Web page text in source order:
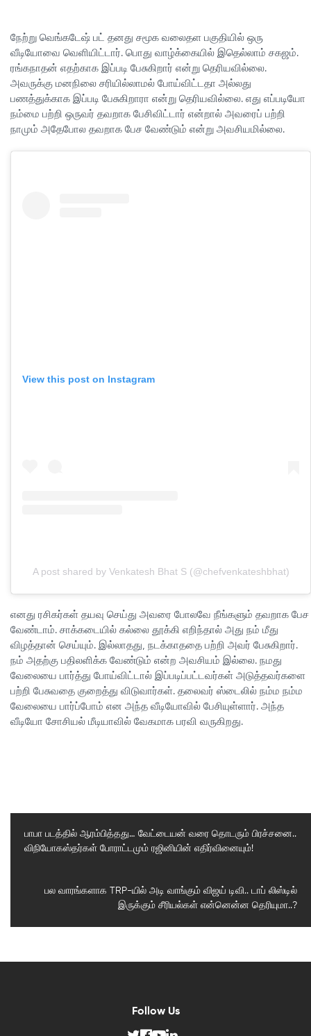
நேற்று வெங்கடேஷ் பட் தனது சமூக வலைதள பகுதியில் ஒரு
வீடியோவை வெளியிட்டார். பொது வாழ்க்கையில் இதெல்லாம் சகஜம்.
ரங்கநாதன் எதற்காக இப்படி பேசுகிறார் என்று தெரியவில்லை.
அவருக்கு மனநிலை சரியில்லாமல் போய்விட்டதா அல்லது
பணத்துக்காக இப்படி பேசுகிறாரா என்று தெரியவில்லை. எது எப்படியோ
நம்மை பற்றி ஒருவர் தவறாக பேசிவிட்டார் என்றால் அவரைப் பற்றி
நாமும் அதேபோல தவறாக பேச வேண்டும் என்று அவசியமில்லை.
View this post on Instagram
A post shared by Venkatesh Bhat S (@chefvenkateshbhat)
எனது ரசிகர்கள் தயவு செய்து அவரை போலவே நீங்களும் தவறாக பேச
வேண்டாம். சாக்கடையில் கல்லை தூக்கி எறிந்தால் அது நம் மீது
விழத்தான் செய்யும். இல்லாதது, நடக்காததை பற்றி அவர் பேசுகிறார்.
நம் அதற்கு பதிலளிக்க வேண்டும் என்ற அவசியம் இல்லை. நமது
வேலையை பார்த்து போய்விட்டால் இப்படிப்பட்டவர்கள் அடுத்தவர்களை
பற்றி பேசுவதை குறைத்து விடுவார்கள். தலைவர் ஸ்டைலில் நம்ம நம்ம
வேலையை பார்ப்போம் என அந்த வீடியோவில் பேசியுள்ளார். அந்த
வீடியோ சோசியல் மீடியாவில் வேகமாக பரவி வருகிறது.
Previous
பாபா படத்தில் ஆரம்பித்தது… வேட்டையன் வரை தொடரும் பிரச்சனை..
விநியோகஸ்தர்கள் போராட்டமும் ரஜினியின் எதிர்வினையும்!
Nextபல வாரங்களாக TRP-யில் அடி வாங்கும் விஜய் டிவி.. டாப் லிஸ்டில்
இருக்கும் சீரியல்கள் என்னென்ன தெரியுமா..?
Follow Us